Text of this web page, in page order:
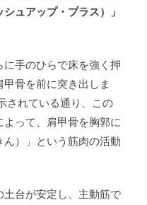
ュアップ・プラス）」
手のひらで床を強く押
骨を前に突き出しま
されている通り、この
よって、肩甲骨を胸郭に
）」という筋肉の活動
台が安定し、主動筋で